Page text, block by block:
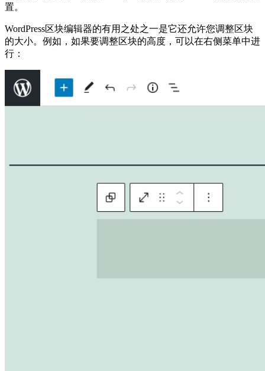
置。
WordPress区块编辑器的有用之处之一是它还允许您调整区块
的大小。例如，如果要调整区块的高度，可以在右侧菜单中进
行：